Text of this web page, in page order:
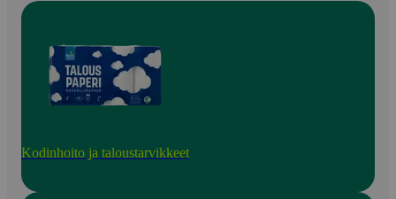
Kodinhoito ja taloustarvikkeet